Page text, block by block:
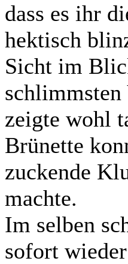
dass es ihr
hektisch
Sicht im
zeigte wohl
Brünette
zuckende
machte.
Im selben
sofort